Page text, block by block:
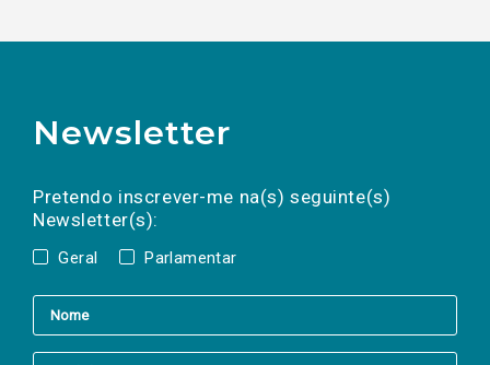
Newsletter
Pretendo inscrever-me na(s) seguinte(s)
Newsletter(s):
Geral Parlamentar
a(s) newsletter(s).
mail